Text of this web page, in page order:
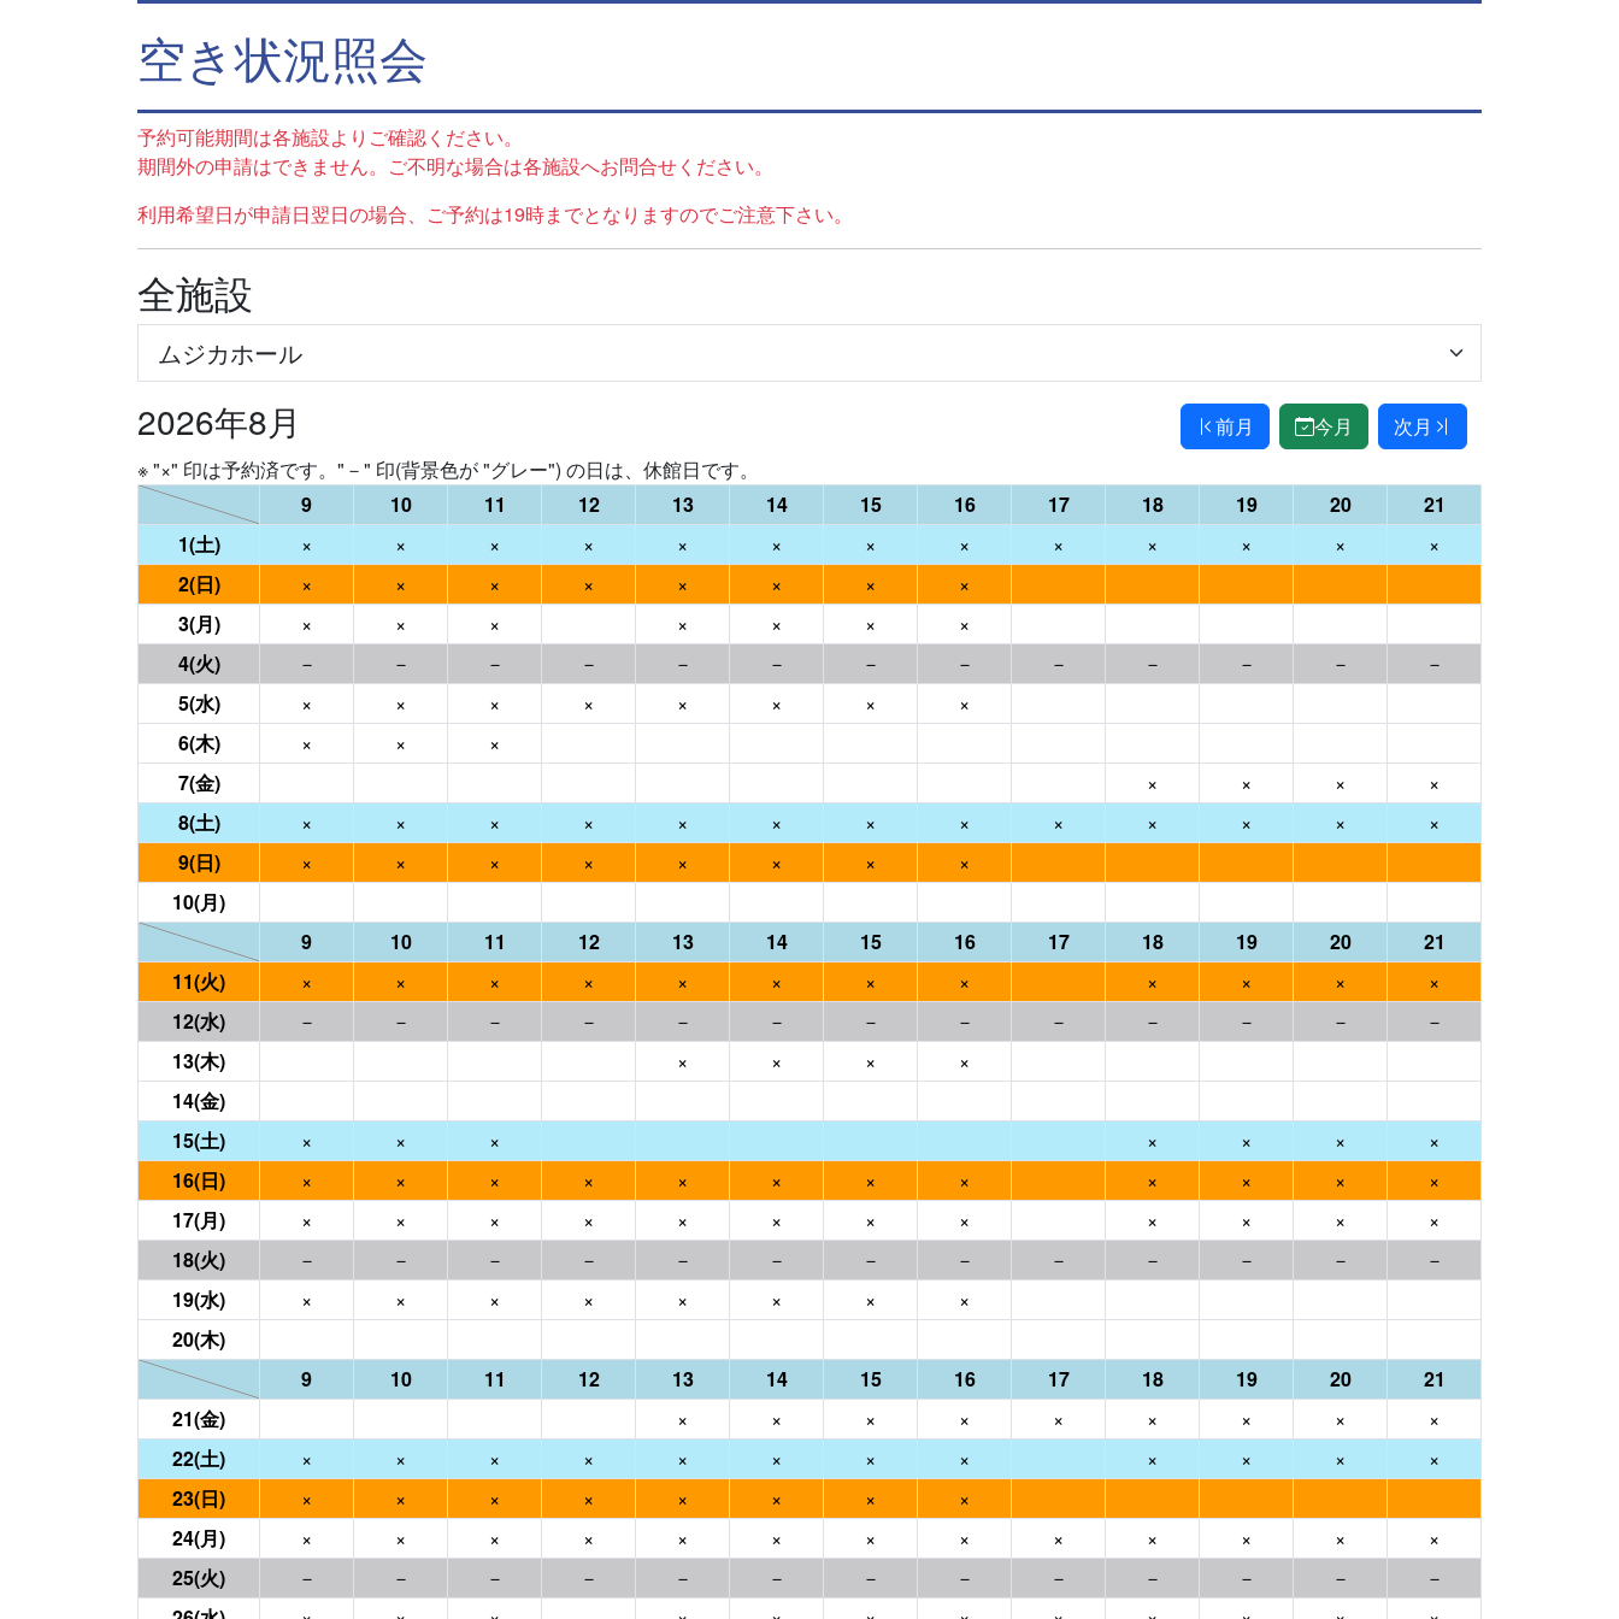
空き状況照会
予約可能期間は各施設よりご確認ください。
期間外の申請はできません。ご不明な場合は各施設へお問合せください。
利用希望日が申請日翌日の場合、ご予約は19時までとなりますのでご注意下さい。
全施設
2026年8月 前月 今月
次月
※ "×" 印は予約済です。"－" 印(背景色が "グレー") の日は、休館日です。
9
10 11 12 13 14 15 16 17 18 19 20
21
1(土)
× × × × × × × × × × × ×
×
2(日)
× × × × × × ×
×
3(月)
× × × × × ×
×
4(火)
－ － － － － － － － － － － －
－
5(水)
× × × × × × ×
×
6(木)
× ×
×
7(金)
× × ×
×
8(土)
× × × × × × × × × × × ×
×
9(日)
× × × × × × ×
×
10(月)
9
10 11 12 13 14 15 16 17 18 19 20
21
11(火)
× × × × × × × × × × ×
×
12(水)
－ － － － － － － － － － － －
－
13(木)
× × ×
×
14(金)
15(土)
× × × × × ×
×
16(日)
× × × × × × × × × × ×
×
17(月)
× × × × × × × × × × ×
×
18(火)
－ － － － － － － － － － － －
－
19(水)
× × × × × × ×
×
20(木)
9
10 11 12 13 14 15 16 17 18 19 20
21
21(金)
× × × × × × × ×
×
22(土)
× × × × × × × × × × ×
×
23(日)
× × × × × × ×
×
24(月)
× × × × × × × × × × × ×
×
25(火)
－ － － － － － － － － － － －
－